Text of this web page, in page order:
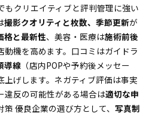
もクリエイティブと評判管理に強い
撮影クオリティと枚数、季節更新が
格と最新性、美容・医療は施術前後
動機を高めます。口コミはガイドラ
導線 （店内POPや予約後メッセー
上げします。ネガティブ評価は事実
違反の可能性がある場合は適切な申
優良企業の選び方として、 写真制